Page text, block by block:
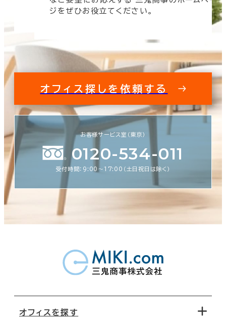
ジをぜひお役立てください。
オフィス探しを依頼する
お客様サービス室（東京）
0120-534-011
受付時間：9:00〜17:00（土日祝日は除く）
オフィスを探す